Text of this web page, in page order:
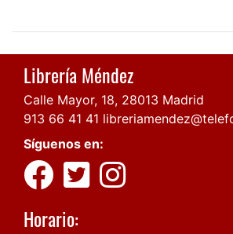
Librería Méndez
Calle Mayor, 18, 28013 Madrid
913 66 41 41
Síguenos en:
Horario: